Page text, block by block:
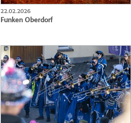
22.02.2026
Funken Oberdorf